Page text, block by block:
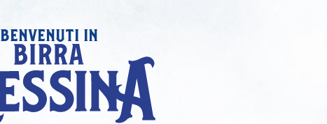
benvenuti in